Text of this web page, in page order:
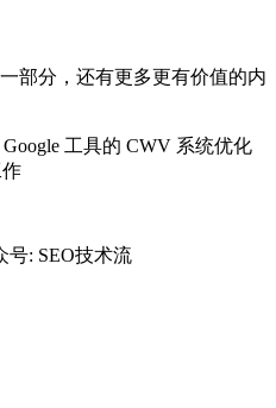
部分，还有更多更有价值的内
号: SEO技术流